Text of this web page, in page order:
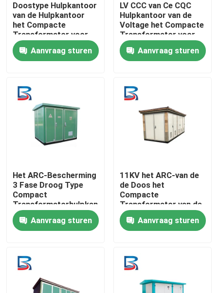
Huis
Producten
Fabrieksreis
Kwaliteitscontrole
Nieuws
Gevallen
Verzoek om een Citaat
hoogspanningsmechanisme
Doostype Hulpkantoor
van de Hulpkantoor
het Compacte
Transformator voor
Machtstransmissie
Aanvraag sturen
LV CCC van Ce CQC
Hulpkantoor van de
Voltage het Compacte
Transformator voor
Vervoer
Aanvraag sturen
Het ARC-Bescherming
3 Fase Droog Type
Compact
Transformatorhulpkantoor
voor Dok en Werf
Aanvraag sturen
11KV het ARC-van de
de Doos het
Compacte
Transformator van de
Kabeltak Hulpkantoor
IP4X voor Dok
Aanvraag sturen